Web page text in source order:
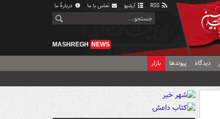
آرشیو تماس با ما دربارهٔ ما
MASHREGH NEWS
دیدگاه پیوندها بازار